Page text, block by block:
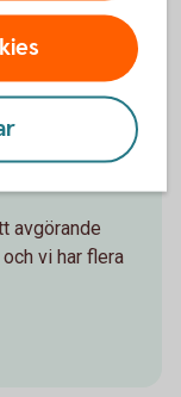
avgörande
vi har flera